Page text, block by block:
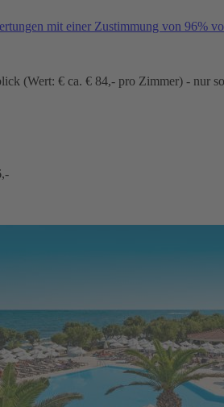
mit einer Zustimmung von 96%
(Wert: € ca. € 84,- pro Zimmer) - nur